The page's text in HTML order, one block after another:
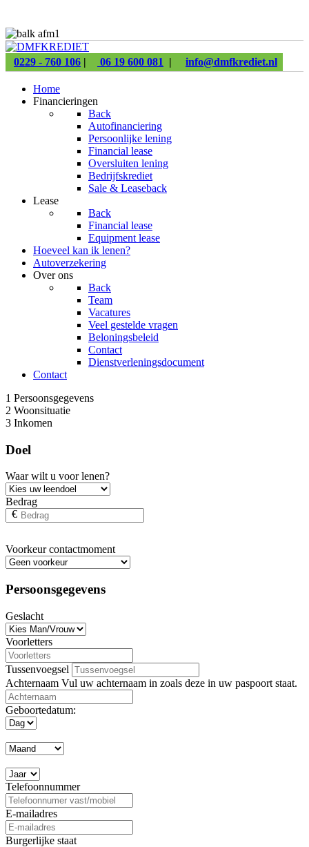
0229 - 760 106 | 06 19 600 081 | info@dmfkrediet.nl
Home
Financieringen
Back
Autofinanciering
Persoonlijke lening
Financial lease
Oversluiten lening
Bedrijfskrediet
Sale & Leaseback
Lease
Back
Financial lease
Equipment lease
Hoeveel kan ik lenen?
Autoverzekering
Over ons
Back
Team
Vacatures
Veel gestelde vragen
Beloningsbeleid
Contact
Dienstverleningsdocument
Contact
1 Persoonsgegevens
2 Woonsituatie
3 Inkomen
Doel
Waar wilt u voor lenen?
Bedrag
€
Voorkeur contactmoment
Persoonsgegevens
Geslacht
Voorletters
Tussenvoegsel
Achternaam Vul uw achternaam in zoals deze in uw paspoort staat.
Geboortedatum:
Telefoonnummer
E-mailadres
Burgerlijke staat